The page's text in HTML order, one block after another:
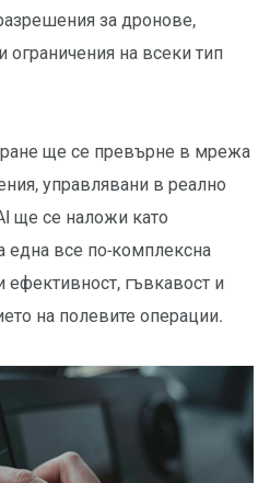
за дронове,
ограничения на всеки тип
ще се превърне в мрежа
управлявани в реално
ще се наложи като
една все по-комплексна
ефективност, гъвкавост и
на полевите операции.